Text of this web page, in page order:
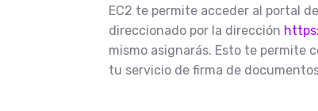
EC2 te permite acceder al portal
direccionado por la dirección
mismo asignarás. Esto te permite
tu servicio de firma de